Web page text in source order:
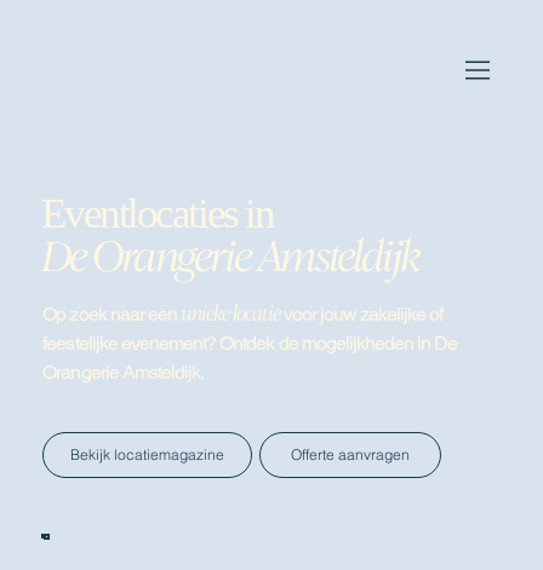
Eventlocaties in
De Orangerie Amsteldijk
Op zoek naar een unieke locatievoor jouw zakelijke of
feestelijke evenement? Ontdek de mogelijkheden in De
Orangerie Amsteldijk.
Offerte aanvragen